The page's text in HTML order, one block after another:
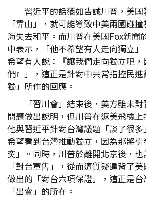
習近平的話猶如告誡川普，美
「靠山」，就可能導致中美兩國碰
海失去和平。而川普在美國Fox新聞
中表示，「他不希望有人走向獨立
希望有人說：『讓我們走向獨立吧
們』」，這正是針對中共常指控民
獨」所作的回應。
「習川會」結束後，美方雖未
問題做出說明，但川普在返美飛機
他與習近平針對台灣議題「談了很
希望看到台灣推動獨立，因為那將
突」。同時，川普於離開北京後，
「對台軍售」，從而遭質疑違背了
做出的「對台六項保證」，這正是
「出賣」的所在。